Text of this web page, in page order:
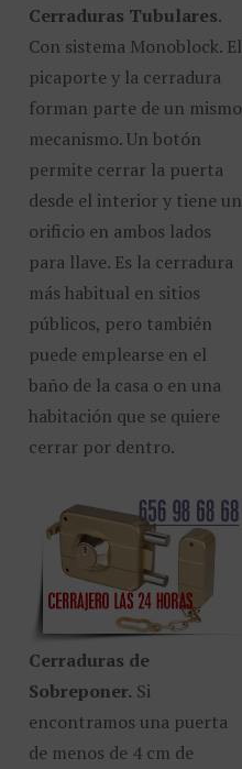
Cerraduras Tubulares.
Con sistema Monoblock. El
picaporte y la cerradura
forman parte de un mismo
mecanismo. Un botón
permite cerrar la puerta
desde el interior y tiene un
orificio en ambos lados
para llave. Es la cerradura
más habitual en sitios
públicos, pero también
puede emplearse en el
baño de la casa o en una
habitación que se quiere
cerrar por dentro.
Cerraduras de
Sobreponer. Si
encontramos una puerta
de menos de 4 cm de